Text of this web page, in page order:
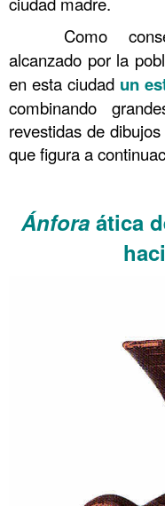
Como
alcanzado por la
en esta ciudad un
combinando
revestidas de
que figura a
Ánfora ática